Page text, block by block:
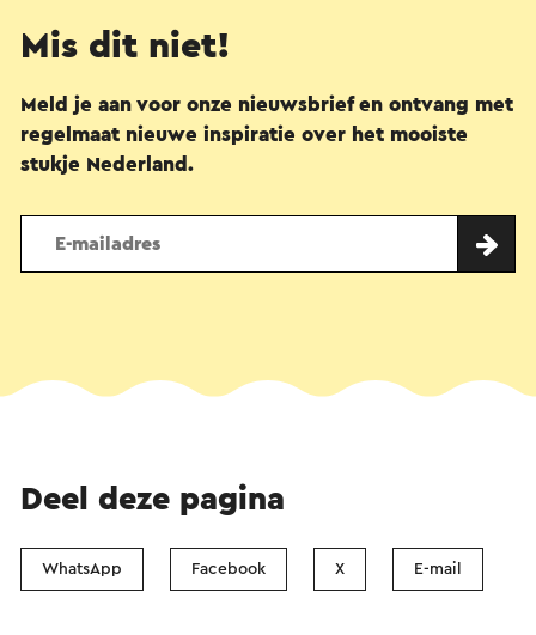
Mis dit niet!
Meld je aan voor onze nieuwsbrief en ontvang met
regelmaat nieuwe inspiratie over het mooiste
stukje Nederland.
Deel deze pagina
WhatsApp Facebook X E-mail